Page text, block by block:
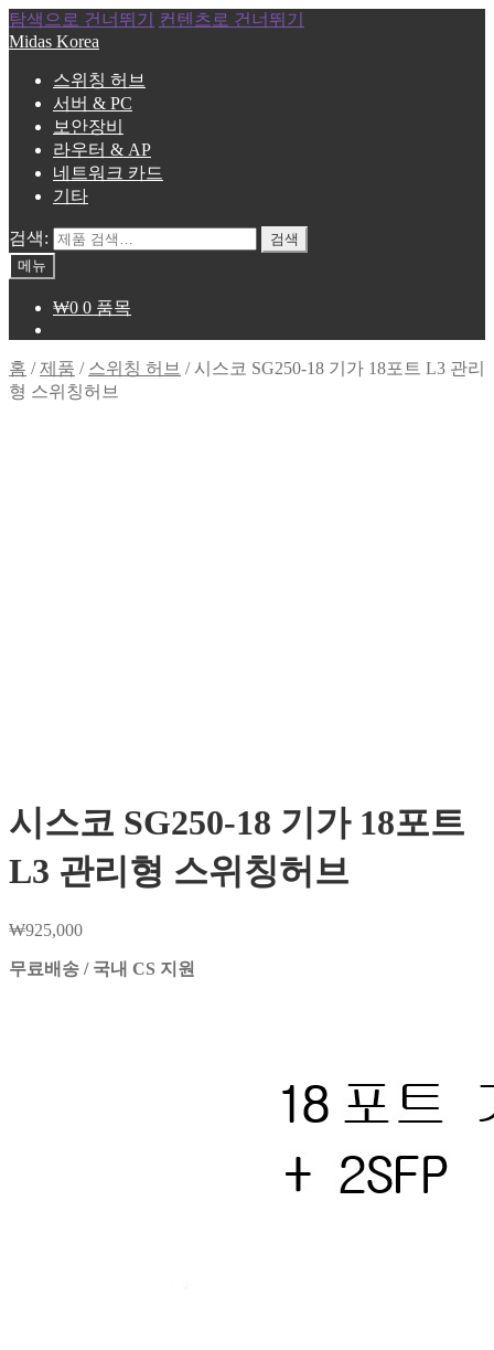
탐색으로 건너뛰기
컨텐츠로 건너뛰기
Midas Korea
스위칭 허브
서버 & PC
보안장비
라우터 & AP
네트워크 카드
기타
검색:
검색
메뉴
₩0 0 품목
홈 /제품 / 스위칭 허브 /시스코 SG250-18 기가 18포트 L3 관리
형 스위칭허브
시스코 SG250-18 기가 18포트
L3 관리형 스위칭허브
₩925,000
무료배송 / 국내 CS 지원